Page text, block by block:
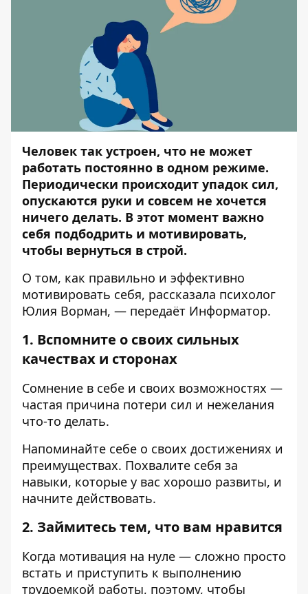
Человек так устроен, что не может
работать постоянно в одном режиме.
Периодически происходит упадок сил,
опускаются руки и совсем не хочется
ничего делать. В этот момент важно
себя подбодрить и мотивировать,
чтобы вернуться в строй.
О том, как правильно и эффективно
мотивировать себя, рассказала психолог
Юлия Ворман, — передаёт Информатор.
1. Вспомните о своих сильных
качествах и сторонах
Сомнение в себе и своих возможностях —
частая причина потери сил и нежелания
что-то делать.
Напоминайте себе о своих достижениях и
преимуществах. Похвалите себя за
навыки, которые у вас хорошо развиты, и
начните действовать.
2. Займитесь тем, что вам нравится
Когда мотивация на нуле — сложно просто
встать и приступить к выполнению
трудоемкой работы, поэтому, чтобы